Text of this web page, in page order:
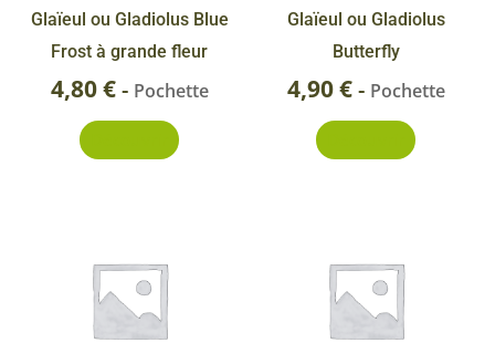
Glaïeul ou Gladiolus Blue
Frost à grande fleur
4,80€- Pochette
Glaïeul ou Gladiolus
Butterfly
4,90€- Pochette